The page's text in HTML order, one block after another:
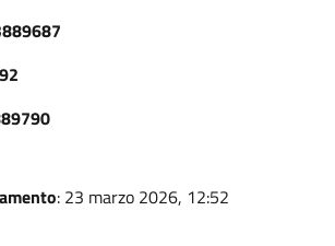
: 23 marzo 2026, 12:52